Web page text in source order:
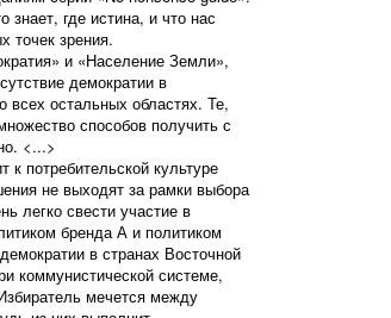
знает, где истина, и что нас
точек зрения.
и «Население Земли»,
демократии в
всех остальных областях. Те,
способов получить с
<...>
к потребительской культуре
не выходят за рамки выбора
легко свести участие в
бренда А и политиком
в странах Восточной
коммунистической системе,
мечется между